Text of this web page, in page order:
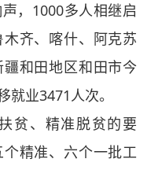
，1000多人相继启
齐、喀什、阿克苏
和田地区和田市今
业3471人次。
、精准脱贫的要
精准、六个一批工